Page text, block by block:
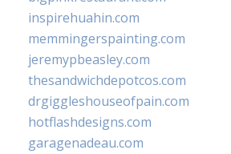
inspirehuahin.com
memmingerspainting.com
jeremypbeasley.com
thesandwichdepotcos.com
drgiggleshouseofpain.com
hotflashdesigns.com
garagenadeau.com